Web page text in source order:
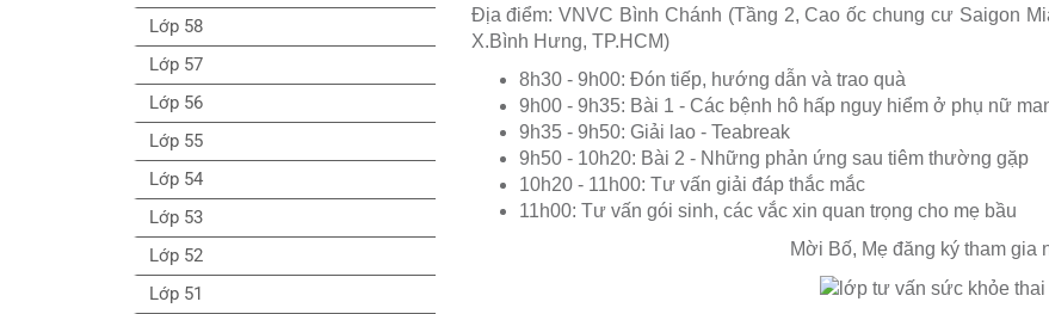
Lớp 58
Lớp 57
Lớp 56
Lớp 55
Lớp 54
Lớp 53
Lớp 52
Lớp 51
Địa điểm: VNVC Bình Chánh (Tầng 2, Cao ốc chung cư Saigon
X.Bình Hưng, TP.HCM)
8h30 - 9h00: Đón tiếp, hướng dẫn và trao quà
9h00 - 9h35: Bài 1 - Các bệnh hô hấp nguy hiểm ở phụ nữ
9h35 - 9h50: Giải lao - Teabreak
9h50 - 10h20: Bài 2 - Những phản ứng sau tiêm thường gặp
10h20 - 11h00: Tư vấn giải đáp thắc mắc
11h00: Tư vấn gói sinh, các vắc xin quan trọng cho mẹ bầu
Mời Bố, Mẹ đăng ký tham gia